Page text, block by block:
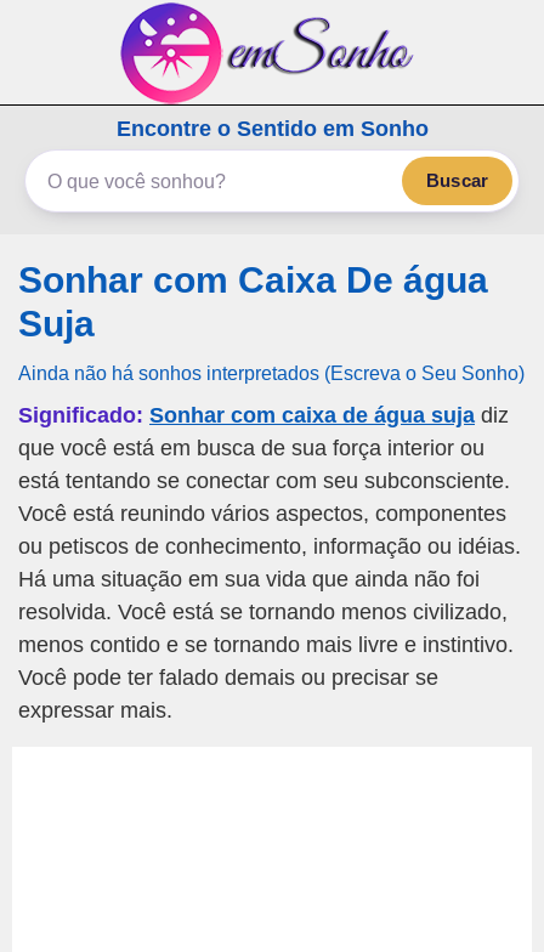
emSonho.com
Os sonhos significam mais
Encontre o Sentido em Sonho
Buscar
Sonhar com Caixa De água
Suja
Ainda não há sonhos interpretados (Escreva o Seu Sonho)
Significado: Sonhar com caixa de água suja diz
que você está em busca de sua força interior ou
está tentando se conectar com seu subconsciente.
Você está reunindo vários aspectos, componentes
ou petiscos de conhecimento, informação ou idéias.
Há uma situação em sua vida que ainda não foi
resolvida. Você está se tornando menos civilizado,
menos contido e se tornando mais livre e instintivo.
Você pode ter falado demais ou precisar se
expressar mais.